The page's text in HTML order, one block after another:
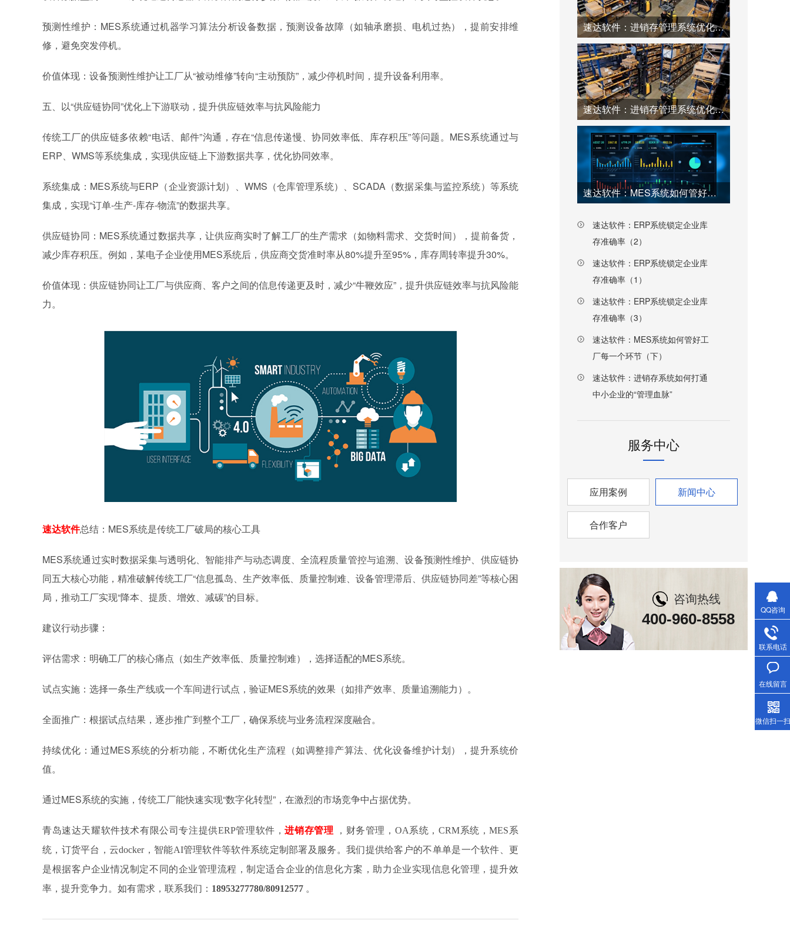
预测性维护：MES系统通过机器学习算法分析设备数据，预测设备故障（如轴承磨损、电机过热），提前安排维
修，避免突发停机。
价值体现：设备预测性维护让工厂从“被动维修”转向“主动预防”，减少停机时间，提升设备利用率。
五、以“供应链协同”优化上下游联动，提升供应链效率与抗风险能力
传统工厂的供应链多依赖“电话、邮件”沟通，存在“信息传递慢、协同效率低、库存积压”等问题。MES系统通过与
ERP、WMS等系统集成，实现供应链上下游数据共享，优化协同效率。
系统集成：MES系统与ERP（企业资源计划）、WMS（仓库管理系统）、SCADA（数据采集与监控系统）等系统
集成，实现“订单-生产-库存-物流”的数据共享。
供应链协同：MES系统通过数据共享，让供应商实时了解工厂的生产需求（如物料需求、交货时间），提前备货，
减少库存积压。例如，某电子企业使用MES系统后，供应商交货准时率从80%提升至95%，库存周转率提升30%。
价值体现：供应链协同让工厂与供应商、客户之间的信息传递更及时，减少“牛鞭效应”，提升供应链效率与抗风险能
力。
速达软件总结：MES系统是传统工厂破局的核心工具
MES系统通过实时数据采集与透明化、智能排产与动态调度、全流程质量管控与追溯、设备预测性维护、供应链协
同五大核心功能，精准破解传统工厂“信息孤岛、生产效率低、质量控制难、设备管理滞后、供应链协同差”等核心困
局，推动工厂实现“降本、提质、增效、减碳”的目标。
建议行动步骤：
评估需求：明确工厂的核心痛点（如生产效率低、质量控制难），选择适配的MES系统。
试点实施：选择一条生产线或一个车间进行试点，验证MES系统的效果（如排产效率、质量追溯能力）。
全面推广：根据试点结果，逐步推广到整个工厂，确保系统与业务流程深度融合。
持续优化：通过MES系统的分析功能，不断优化生产流程（如调整排产算法、优化设备维护计划），提升系统价
值。
通过MES系统的实施，传统工厂能快速实现“数字化转型”，在激烈的市场竞争中占据优势。
青岛速达天耀软件技术有限公司专注提供ERP管理软件，进销存管理
，财务管理，OA系统，CRM系统，MES系
统，订货平台，云docker，智能AI管理软件等软件系统定制部署及服务。我们提供给客户的不单单是一个软件、更
是根据客户企业情况制定不同的企业管理流程，制定适合企业的信息化方案，助力企业实现信息化管理，提升效
率，提升竞争力。如有需求，联系我们： 18953277780/80912577 。
速达软件：进销存管理系统优化仓库工厂效率（2）
速达软件：进销存管理系统优化仓库工厂效率（1）
速达软件：MES系统如何管好工厂每一个环节（上）
速达软件：ERP系统锁定企业库
存准确率（2）
速达软件：ERP系统锁定企业库
存准确率（1）
速达软件：ERP系统锁定企业库
存准确率（3）
速达软件：MES系统如何管好工
厂每一个环节（下）
速达软件：进销存系统如何打通
中小企业的“管理血脉”
服务中心
应用案例 新闻中心
合作客户
咨询热线
400-960-8558
QQ咨询
联系电话
在线留言
微信扫一扫